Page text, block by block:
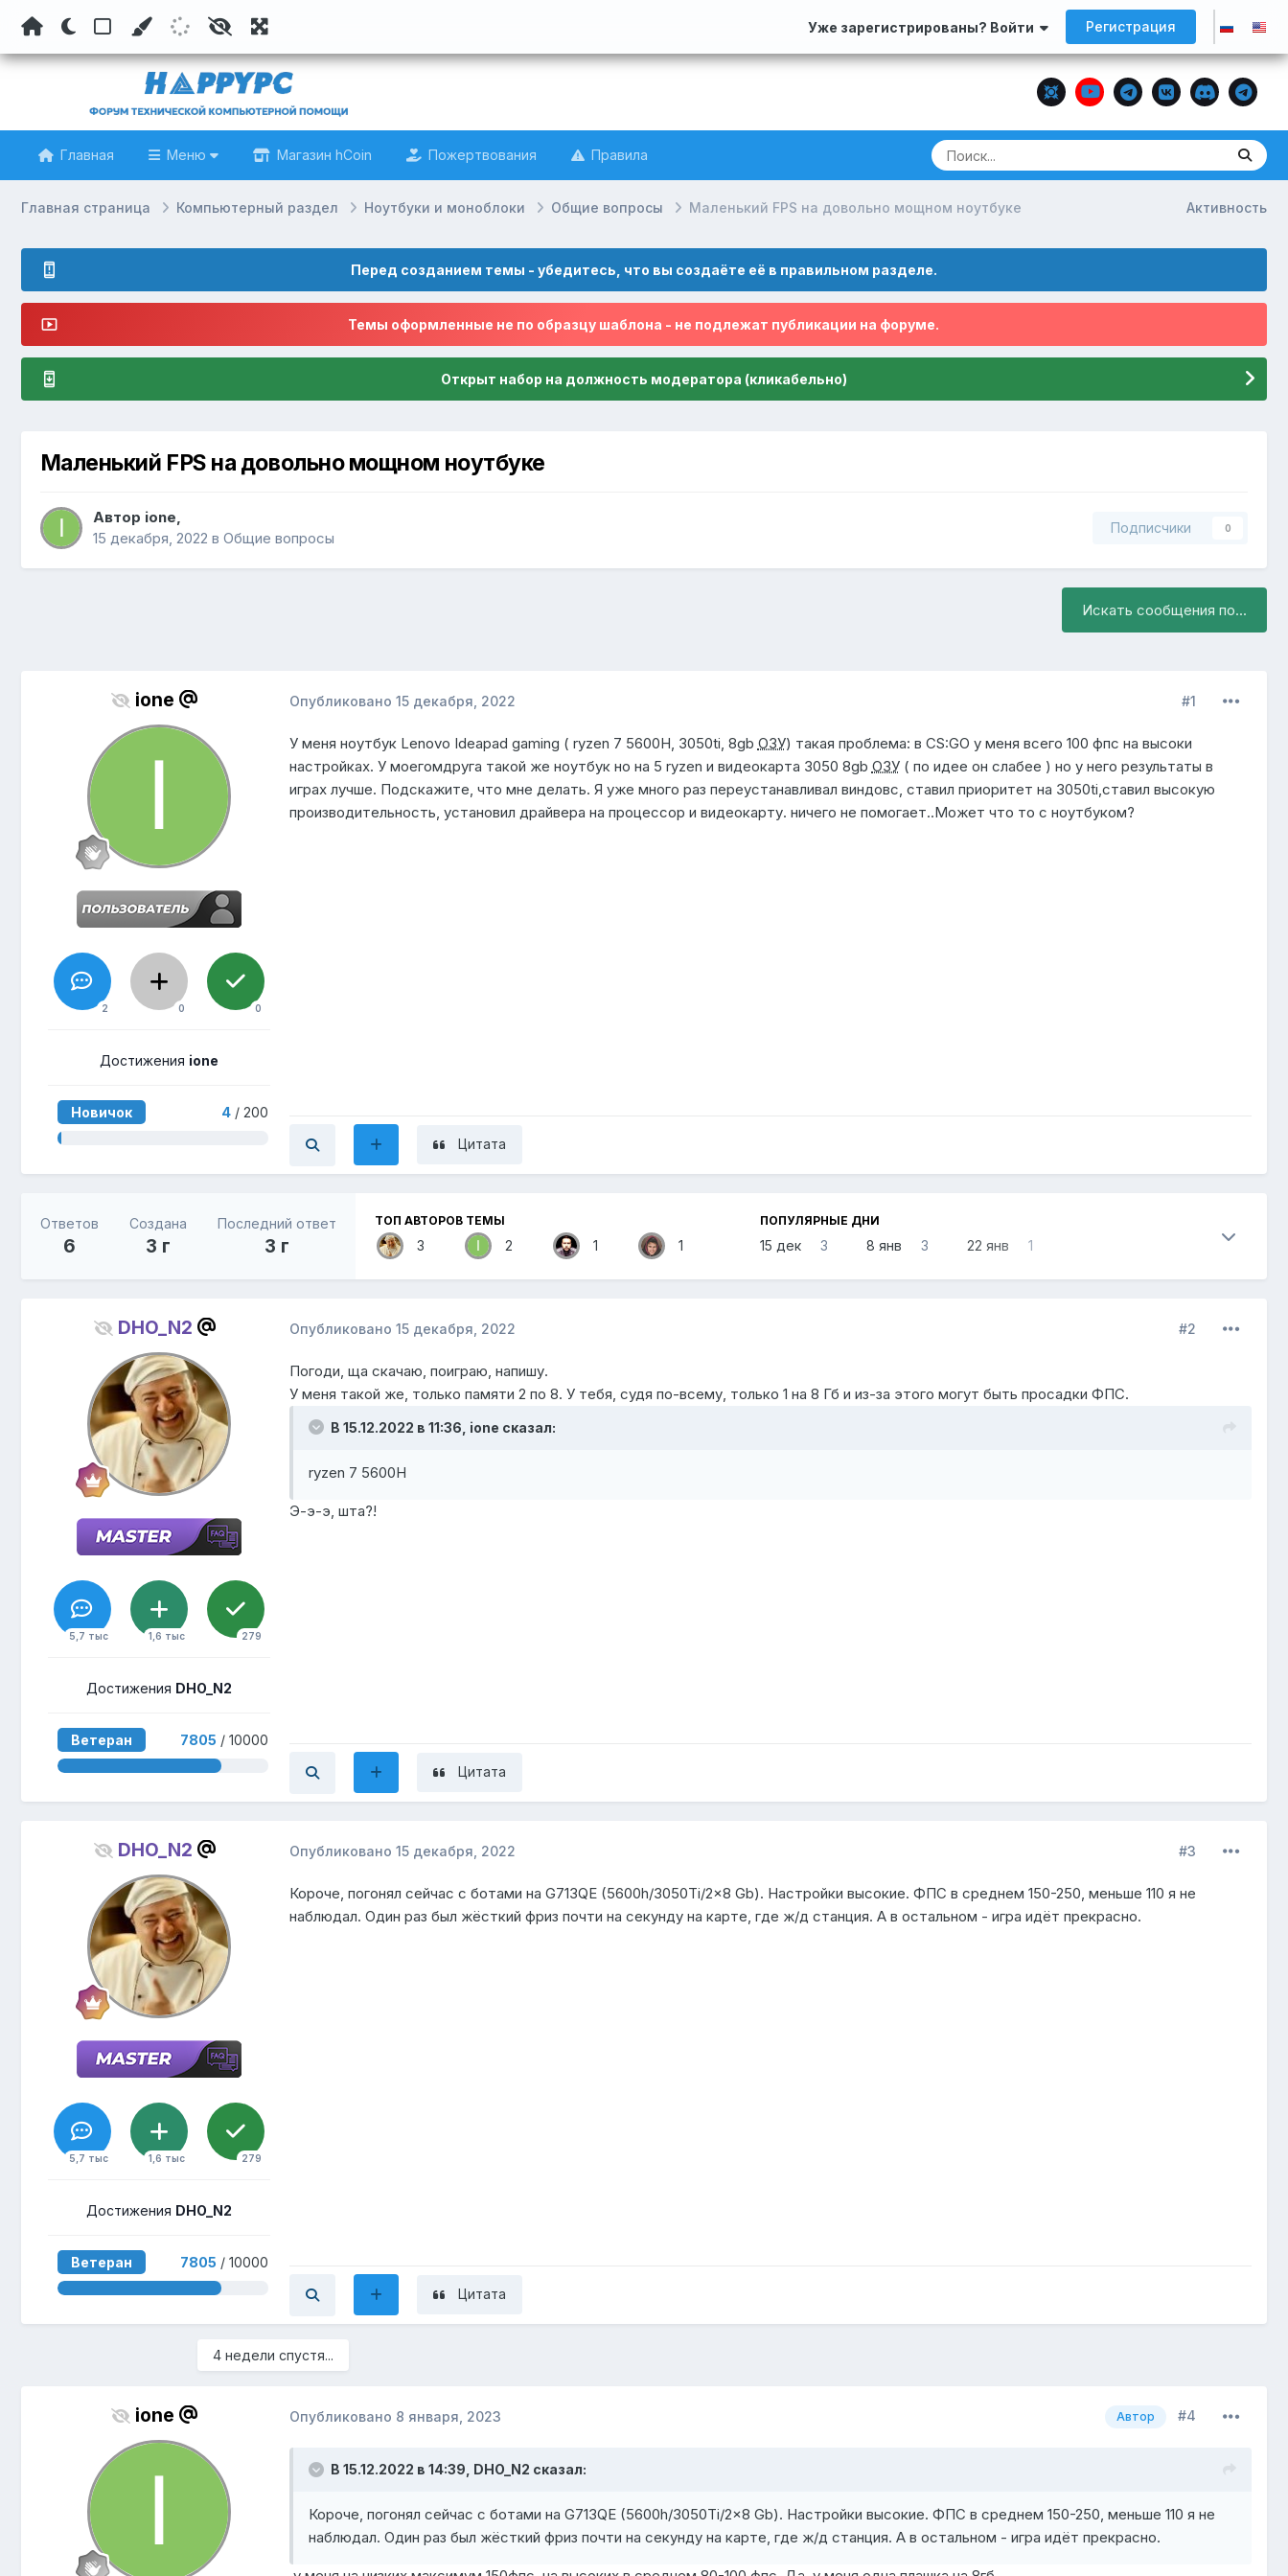
Уже зарегистрированы? Войти Регистрация
Главная Меню Магазин hCoin Пожертвования Правила
Активность
Главная страница Компьютерный раздел Ноутбуки и моноблоки Общие вопросы Маленький FPS на довольно мощном ноутбуке
Перед созданием темы - убедитесь, что вы создаёте её в правильном разделе.
Темы оформленные не по образцу шаблона - не подлежат публикации на форуме.
Открыт набор на должность модератора (кликабельно)
Маленький FPS на довольно мощном ноутбуке
Автор ione
15 декабря, 2022 в Общие вопросы
Подписчики 0
Искать сообщения по...
ione
2 0 0
Достижения ione
Новичок 4/ 200
#1
Опубликовано 15 декабря, 2022
У меня ноутбук Lenovo Ideapad gaming ( ryzen 7 5600H, 3050ti, 8gb ОЗУ) такая проблема: в CS:GO у меня всего 100 фпс на высоки
настройках. У моегомдруга такой же ноутбук но на 5 ryzen и видеокарта 3050 8gb ОЗУ( по идее он слабее ) но у него результаты в
играх лучше. Подскажите, что мне делать. Я уже много раз переустанавливал виндовс, ставил приоритет на 3050ti,ставил высокую
производительность, установил драйвера на процессор и видеокарту. ничего не помогает..Может что то с ноутбуком?
Цитата
Ответов
6
Создана
3 г
Последний ответ
3 г
ТОП АВТОРОВ ТЕМЫ
3 2 1 1
ПОПУЛЯРНЫЕ ДНИ
15 дек 3 8 янв 3 22 янв 1
DHO_N2
5,7 тыс 1,6 тыс 279
Достижения DHO_N2
Ветеран 7805 / 10000
#2
Опубликовано 15 декабря, 2022
Погоди, ща скачаю, поиграю, напишу.
У меня такой же, только памяти 2 по 8. У тебя, судя по-всему, только 1 на 8 Гб и из-за этого могут быть просадки ФПС.
В 15.12.2022 в 11:36, ione сказал:
ryzen 7 5600H
Э-э-э, шта?!
Цитата
DHO_N2
5,7 тыс 1,6 тыс 279
Достижения DHO_N2
Ветеран 7805 / 10000
#3
Опубликовано 15 декабря, 2022
Короче, погонял сейчас с ботами на G713QE (5600h/3050Ti/2x8 Gb). Настройки высокие. ФПС в среднем 150-250, меньше 110 я не
наблюдал. Один раз был жёсткий фриз почти на секунду на карте, где ж/д станция. А в остальном - игра идёт прекрасно.
Цитата
4 недели спустя...
ione Автор #4
Опубликовано 8 января, 2023
В 15.12.2022 в 14:39, DHO_N2 сказал:
Короче, погонял сейчас с ботами на G713QE (5600h/3050Ti/2x8 Gb). Настройки высокие. ФПС в среднем 150-250, меньше 110 я не
наблюдал. Один раз был жёсткий фриз почти на секунду на карте, где ж/д станция. А в остальном - игра идёт прекрасно.